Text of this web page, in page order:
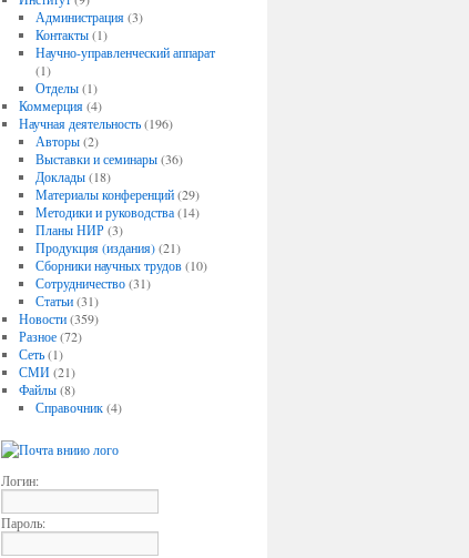
Администрация(3)
Контакты(1)
Научно-управленческий аппарат
(1)
Отделы(1)
Коммерция(4)
Научная деятельность(196)
Авторы(2)
Выставки и семинары(36)
Доклады(18)
Материалы конференций(29)
Методики и руководства(14)
Планы НИР(3)
Продукция (издания)(21)
Сборники научных трудов(10)
Сотрудничество(31)
Статьи(31)
Новости(359)
Разное(72)
Сеть(1)
СМИ(21)
Файлы(8)
Справочник(4)
Логин:
Пароль: